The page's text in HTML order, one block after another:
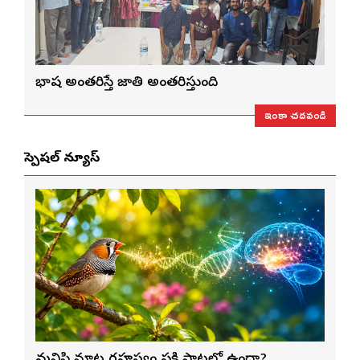
భాష అంతరిస్తే జాతి అంతరిస్తుంది
ఇంకా చదవండి
స్పెషల్ న్యూస్